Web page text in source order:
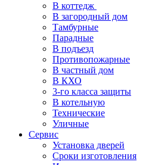
В коттедж
В загородный дом
Тамбурные
Парадные
В подъезд
Противопожарные
В частный дом
В КХО
3-го класса защиты
В котельную
Технические
Уличные
Сервис
Установка дверей
Сроки изготовления